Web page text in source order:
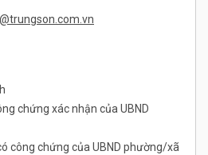
chứng xác nhận của UBND
công chứng của UBND phường/xã